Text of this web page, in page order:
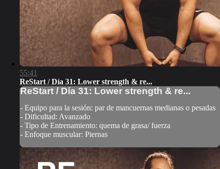
55:41
ReStart / Día 31: Lower strength & re...
ReStart / Día 31: Lower strength & re...
- Equipo para la sesión: par de mancuernas medianas o pesadas
- Dificultad: Avanzado
- Tipo de Entrenamiento: quema de grasa/ fuerza
- Enfoque muscular: Piernas